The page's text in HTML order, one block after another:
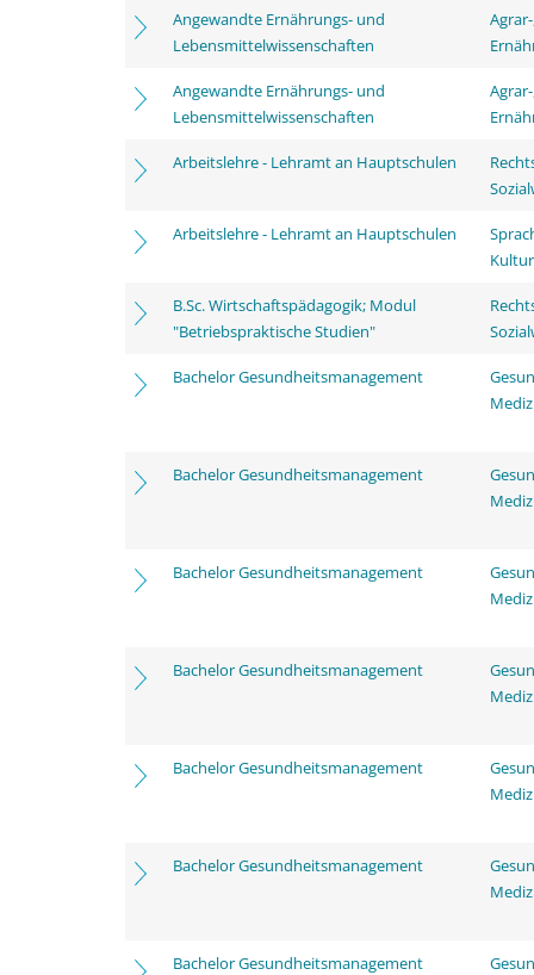
Angewandte Ernährungs- und
Lebensmittelwissenschaften
Angewandte Ernährungs- und
Lebensmittelwissenschaften
Arbeitslehre - Lehramt an Hauptschulen
Arbeitslehre - Lehramt an Hauptschulen
B.Sc. Wirtschaftspädagogik; Modul
"Betriebspraktische Studien"
Bachelor Gesundheitsmanagement
Bachelor Gesundheitsmanagement
Bachelor Gesundheitsmanagement
Bachelor Gesundheitsmanagement
Bachelor Gesundheitsmanagement
Bachelor Gesundheitsmanagement
Bachelor Gesundheitsmanagement